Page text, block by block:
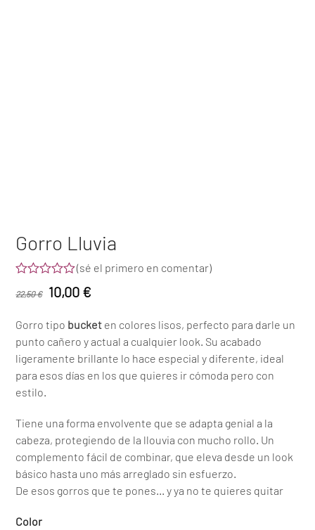
Gorro Lluvia
Valorado
con
5
(sé el primero en comentar)
22,50€
El
original
era:
22,50 €.
10,00 €
actual
es:
10,00 €.
Gorro tipo bucket en colores lisos, perfecto para darle un
punto cañero y actual a cualquier look. Su acabado
ligeramente brillante lo hace especial y diferente, ideal
para esos días en los que quieres ir cómoda pero con
estilo.
Tiene una forma envolvente que se adapta genial a la
cabeza, protegiendo de la llouvia con mucho rollo. Un
complemento fácil de combinar, que eleva desde un look
básico hasta uno más arreglado sin esfuerzo.
De esos gorros que te pones… y ya no te quieres quitar
Color